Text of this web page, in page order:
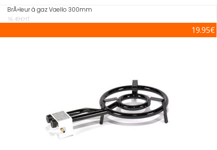
BrÃ»leur à gaz Vaello 300mm
16.49€HT
19.95€